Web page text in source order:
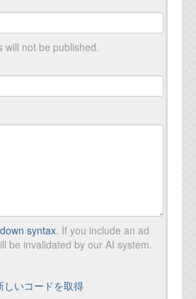
will not be published.
syntax. If you include an ad
be invalidated by our AI system.
しいコードを取得